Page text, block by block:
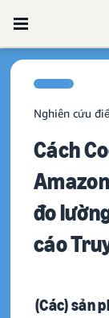
Nghiên cứu
Cách
đo
cáo
(Các) sản